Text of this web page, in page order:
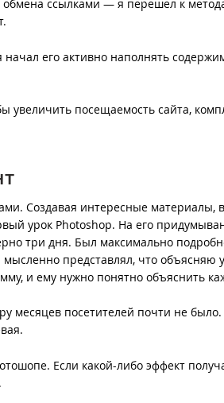
обмена ссылками — я перешел к
начал его активно наполнять
посещаемость сайта,
Создавая интересные материалы,
урок Photoshop. На его
три дня. Был максимально
представлял, что объясняю
и ему нужно понятно объяснить
месяцев посетителей почти не
Если какой-либо эффект